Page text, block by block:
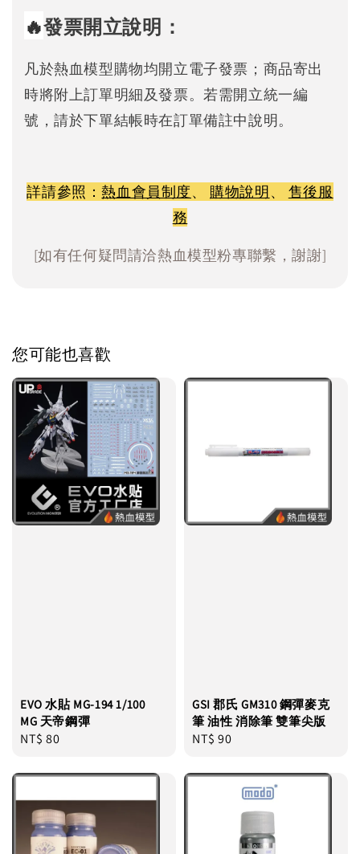
🔥發票開立說明：
凡於熱血模型購物均開立電子發票；商品寄出
時將附上訂單明細及發票。若需開立統一編
號，請於下單結帳時在訂單備註中說明。
詳請參照：熱血會員制度、 購物說明、 售後服
務
[如有任何疑問請洽熱血模型粉專聯繫，謝謝]
您可能也喜歡
EVO 水貼 MG-194 1/100
MG 天帝鋼彈
Regular
NT$ 80
GSI 郡氏 GM310 鋼彈麥克
筆 油性 消除筆 雙筆尖版
Regular
NT$ 90